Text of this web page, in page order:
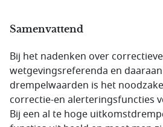
Samenvattend
Bij het nadenken over correctieve
wetgevingsreferenda en
drempelwaarden is het
correctie-en alerteringsfuncties
Bij een al te hoge